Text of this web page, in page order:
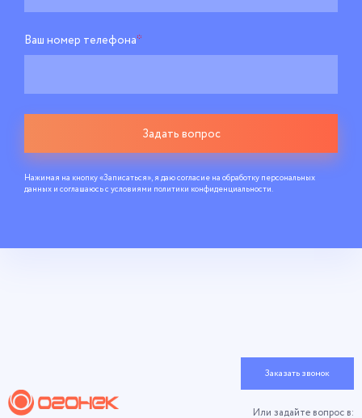
Ваш номер телефона*
Задать вопрос
Нажимая на кнопку «Записаться», я даю согласие на обработку персональных
данных и соглашаюсь c условиями политики конфиденциальности.
Заказать звонок
Или задайте вопрос в: